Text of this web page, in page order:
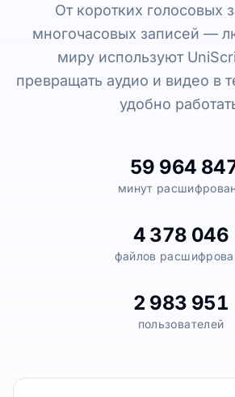
От коротких голосовых
многочасовых записей —
миру используют
превращать аудио и видео в
удобно
59 964
минут
4 378 046
файлов
2 983 951
пользователей